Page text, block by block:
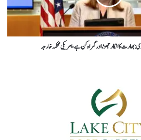
کا انکار جھوٹا اور گمراہ کن ہے، امریکی محکمہ خارجہ